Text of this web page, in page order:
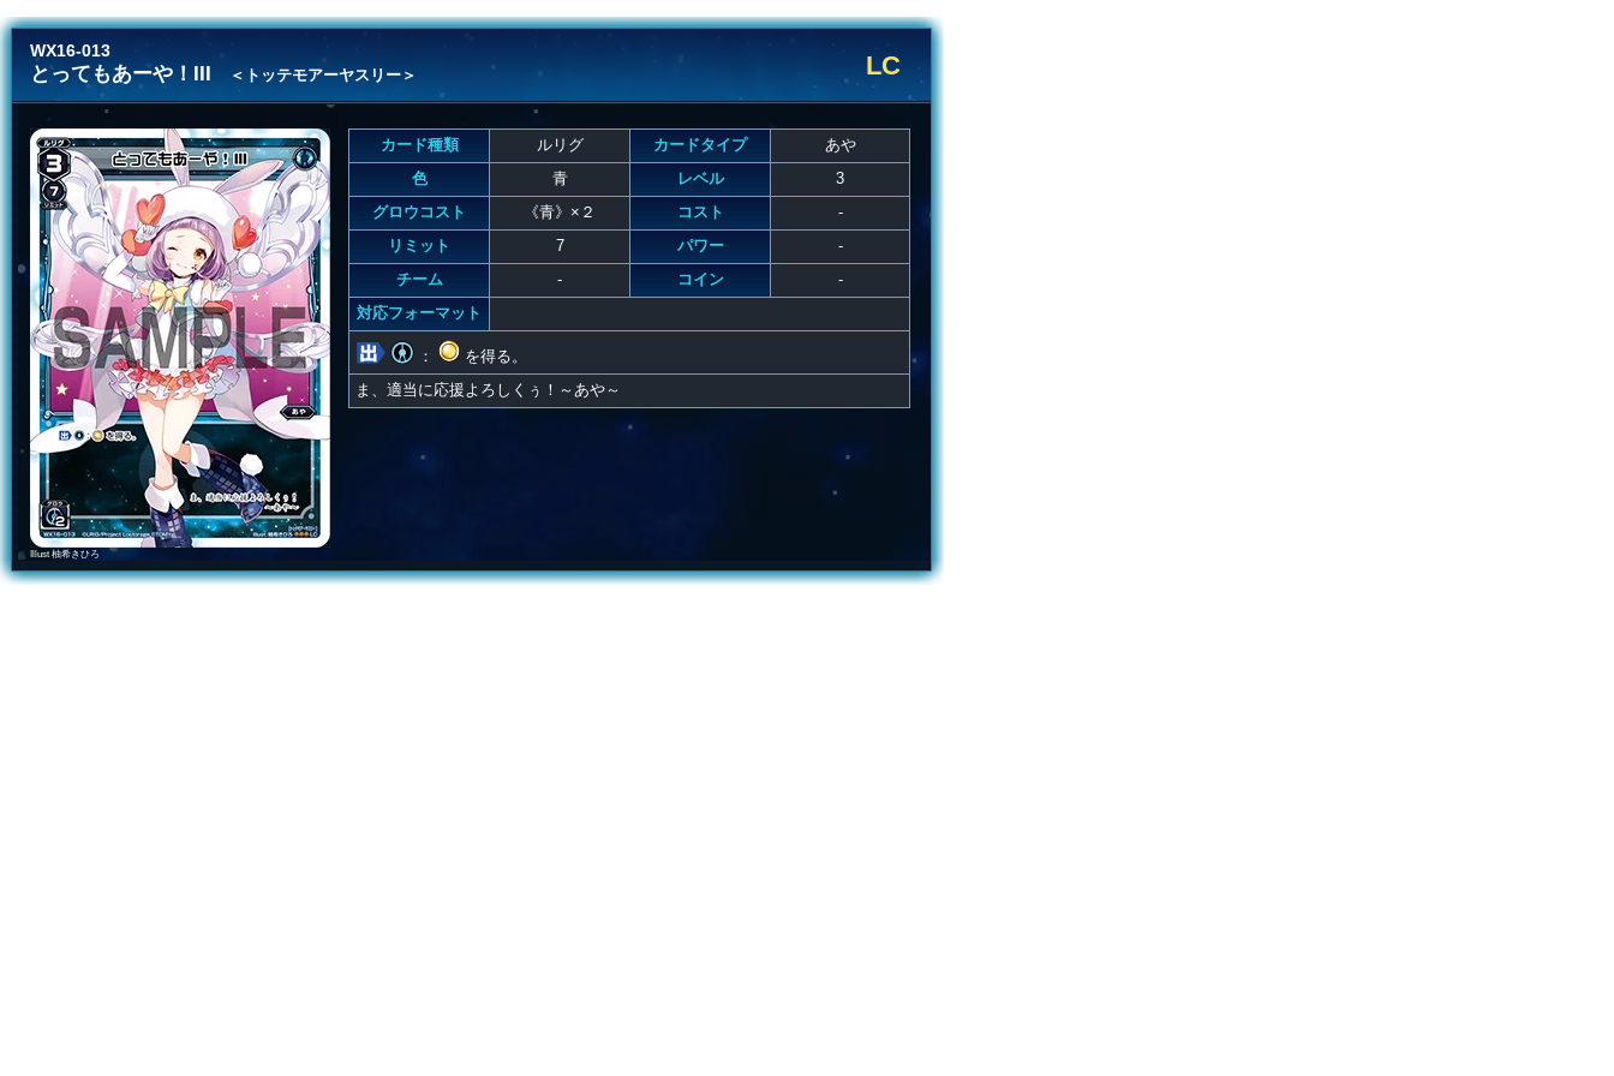
WX16-013
とってもあーや！III ＜トッテモアーヤスリー＞ LC
Illust 柚希きひろ
カード種類 ルリグ カードタイプ
あや
色
青 レベル
3
グロウコスト
《青》×２ コスト
-
リミット
7 パワー
-
チーム
- コイン
-
対応フォーマット
：
を得る。
ま、適当に応援よろしくぅ！～あや～